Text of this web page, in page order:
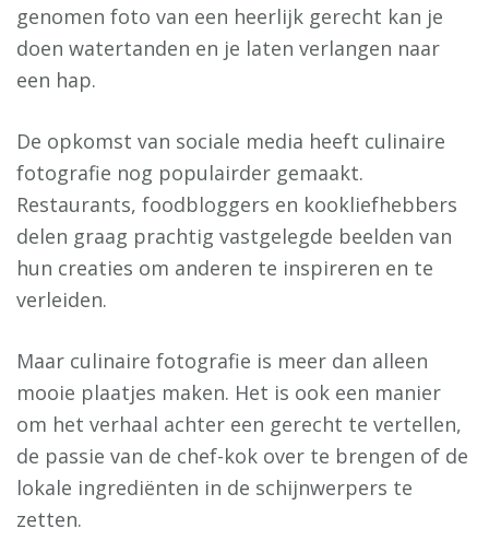
genomen foto van een heerlijk gerecht kan je
doen watertanden en je laten verlangen naar
een hap.
De opkomst van sociale media heeft culinaire
fotografie nog populairder gemaakt.
Restaurants, foodbloggers en kookliefhebbers
delen graag prachtig vastgelegde beelden van
hun creaties om anderen te inspireren en te
verleiden.
Maar culinaire fotografie is meer dan alleen
mooie plaatjes maken. Het is ook een manier
om het verhaal achter een gerecht te vertellen,
de passie van de chef-kok over te brengen of de
lokale ingrediënten in de schijnwerpers te
zetten.